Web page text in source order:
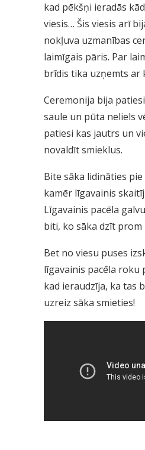
kad pēkšņi ieradās
viesis… Šis viesis arī
nokļuva uzmanības
laimīgais pāris. Par
brīdis tika uzņemts ar
Ceremonija bija
saule un pūta neliels
patiesi kas jautrs un
novaldīt smieklus.
Bite sāka lidināties pie
kamēr līgavainis
Līgavainis pacēla
biti, ko sāka dzīt prom
Bet no viesu puses
līgavainis pacēla roku
kad ieraudzīja, ka tas
uzreiz sāka smieties!